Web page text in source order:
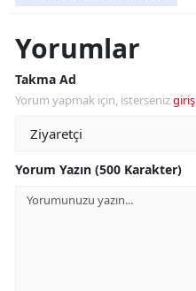
Yorumlar
Takma Ad
Yorum yapmak için, istersenizgiriş
Yorum Yazın (500 Karakter)